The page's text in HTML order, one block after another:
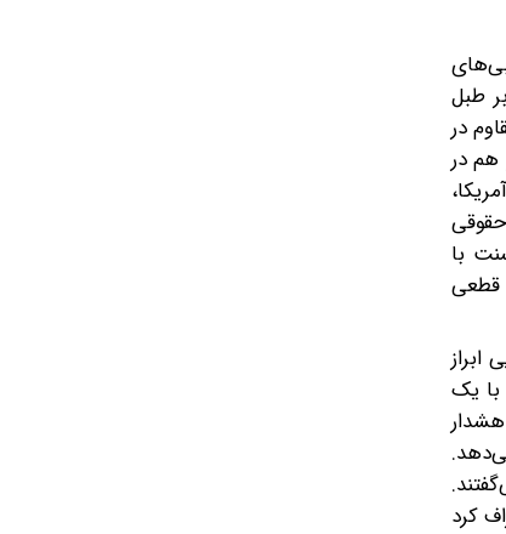
طبل
در
هم در
و وکیل حقوقی
با
قطعی
ابراز
با یک
کرد